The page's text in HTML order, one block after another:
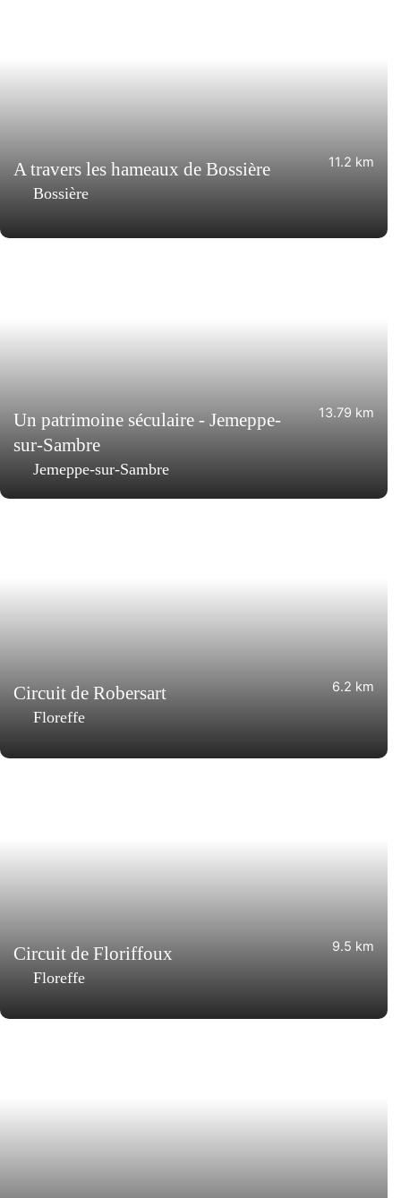
A travers les hameaux de Bossière
Bossière
11.2 km
Un patrimoine séculaire - Jemeppe-
sur-Sambre
Jemeppe-sur-Sambre
13.79 km
Circuit de Robersart
Floreffe
6.2 km
Circuit de Floriffoux
Floreffe
9.5 km